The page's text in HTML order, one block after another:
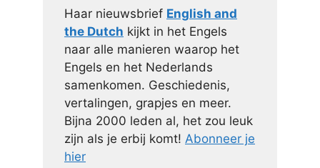
Haar nieuwsbrief English and
the Dutch kijkt in het Engels
naar alle manieren waarop het
Engels en het Nederlands
samenkomen. Geschiedenis,
vertalingen, grapjes en meer.
Bijna 2000 leden al, het zou leuk
zijn als je erbij komt! Abonneer je
hier